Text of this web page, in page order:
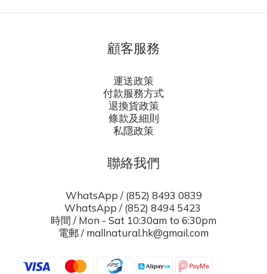
顧客服務
運送政策
付款服務方式
退換貨政策
條款及細則
私隱政策
聯絡我們
WhatsApp / (852) 8493 0839
WhatsApp / (852) 8494 5423
時間 / Mon - Sat 10:30am to 6:30pm
電郵 / mallnatural.hk@gmail.com